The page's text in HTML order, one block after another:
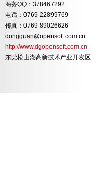
商务QQ：378467292
电话：0769-22899769
传真：0769-89026626
dongguan@opensoft.com.cn
http://www.dgopensoft.com.cn
东莞松山湖高新技术产业开发区